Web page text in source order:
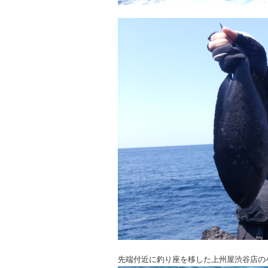
先端付近に釣り座を移した上州屋渋谷店の